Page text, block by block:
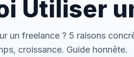
Utiliser
un freelance ? 5 raisons
croissance. Guide honnête.